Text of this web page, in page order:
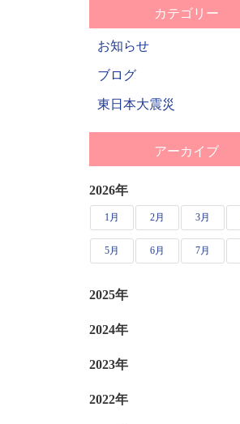
カテゴリー
お知らせ
ブログ
東日本大震災
アーカイブ
2026年
1月 2月 3月
5月 6月 7月
2025年
2024年
2023年
2022年